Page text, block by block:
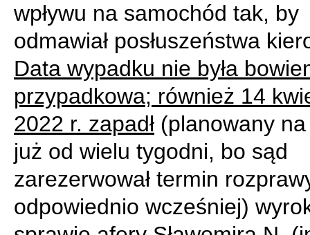
wpływu na samochód tak, by
odmawiał posłuszeństwa
Data wypadku nie była
przypadkowa; również 14
2022 r. zapadł (planowany
już od wielu tygodni, bo sąd
zarezerwował termin
odpowiednio wcześniej)